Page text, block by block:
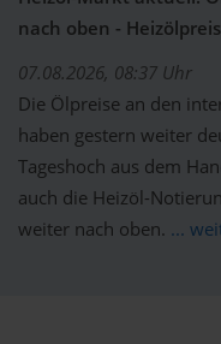
nach oben -
07.08.2026, 08:37 Uhr
Die Ölpreise an den
haben gestern weiter
Tageshoch aus dem
auch die Heizöl-
weiter nach oben. ...